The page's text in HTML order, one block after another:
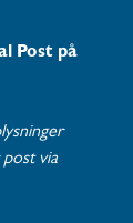
Post på
via